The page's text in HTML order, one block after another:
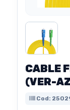
CABLE
(VER-
Cod: